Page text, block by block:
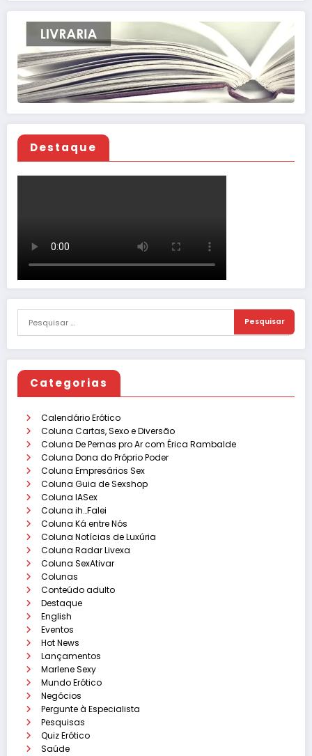
Destaque
Categorias
Calendário Erótico
Coluna Cartas, Sexo e Diversão
Coluna De Pernas pro Ar com Érica Rambalde
Coluna Dona do Próprio Poder
Coluna Empresários Sex
Coluna Guia de Sexshop
Coluna IASex
Coluna ih…Falei
Coluna Ká entre Nós
Coluna Notícias de Luxúria
Coluna Radar Livexa
Coluna SexAtivar
Colunas
Conteúdo adulto
Destaque
English
Eventos
Hot News
Lançamentos
Marlene Sexy
Mundo Erótico
Negócios
Pergunte à Especialista
Pesquisas
Quiz Erótico
Saúde